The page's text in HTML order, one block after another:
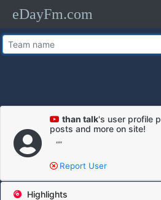
eDayFm.com
than talk's user profile
posts and more on site!
“”
Report User
Highlights